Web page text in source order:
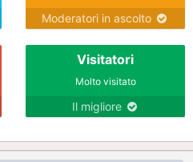
Moderatori in ascolto
Visitatori
Molto visitato
Il migliore